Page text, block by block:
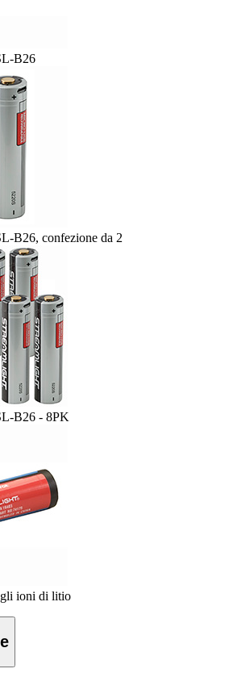
B26
B26, confezione da 2
B26 - 8PK
ioni di litio